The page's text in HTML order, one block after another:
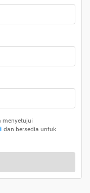
menyetujui
dan bersedia untuk